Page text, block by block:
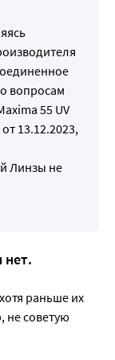
или другое
и линза
исчезают
линзы
по
таких
язва роговицы
как можно
после
капель.
вопросам
55 UV
13.12.2023,
Линзы не
нет.
раньше их
не советую